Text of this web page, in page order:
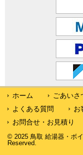
ホーム ごあいさ
よくある質問
お
お問合せ・お見積り
© 2025 鳥取 給湯器・ボ
Reserved.